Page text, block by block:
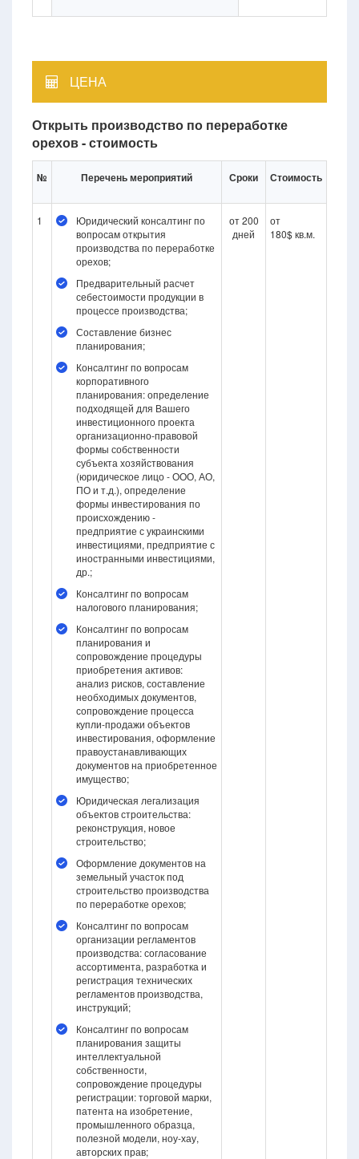
ЦЕНА
Открыть производство по переработке
орехов - стоимость
№ Перечень мероприятий Сроки Стоимость
1
Юридический консалтинг по
вопросам открытия
производства по переработке
орехов;
Предварительный расчет
себестоимости продукции в
процессе производства;
Составление бизнес
планирования;
Консалтинг по вопросам
корпоративного
планирования: определение
подходящей для Вашего
инвестиционного проекта
организационно-правовой
формы собственности
субъекта хозяйствования
(юридическое лицо - ООО, АО,
ПО и т.д.), определение
формы инвестирования по
происхождению -
предприятие с украинскими
инвестициями, предприятие с
иностранными инвестициями,
др.;
Консалтинг по вопросам
налогового планирования;
Консалтинг по вопросам
планирования и
сопровождение процедуры
приобретения активов:
анализ рисков, составление
необходимых документов,
сопровождение процесса
купли-продажи объектов
инвестирования, оформление
правоустанавливающих
документов на приобретенное
имущество;
Юридическая легализация
объектов строительства:
реконструкция, новое
строительство;
Оформление документов на
земельный участок под
строительство производства
по переработке орехов;
Консалтинг по вопросам
организации регламентов
производства: согласование
ассортимента, разработка и
регистрация технических
регламентов производства,
инструкций;
Консалтинг по вопросам
планирования защиты
интеллектуальной
собственности,
сопровождение процедуры
регистрации: торговой марки,
патента на изобретение,
промышленного образца,
полезной модели, ноу-хау,
авторских прав;
от 200
дней
от
180$ кв.м.